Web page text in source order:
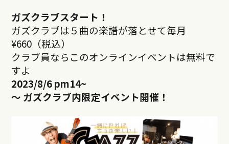
ガズクラブスタート！
ガズクラブは５曲の楽譜が落とせて毎月
¥660（税込）
クラブ員ならこのオンラインイベントは無料で
すよ
2023/8/6 pm14~
～ ガズクラブ内限定イベント開催！